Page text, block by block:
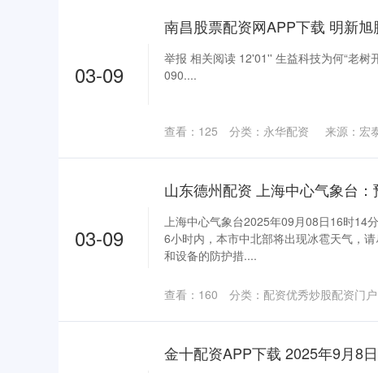
03-09
举报 相关阅读 12'01'' 生益科技为何“老树
090....
来源：宏
查看： 125 分类： 永华配资
03-09
上海中心气象台2025年09月08日16时14
6小时内，本市中北部将出现冰雹天气，
和设备的防护措....
查看： 160 分类： 配资优秀炒股配资门户
金十配资APP下载 2025年9月8